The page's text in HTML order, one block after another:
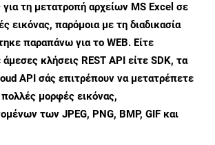
για τη μετατροπή αρχείων MS Excel σε
εικόνας, παρόμοια με τη διαδικασία
παραπάνω για το WEB. Είτε
άμεσες κλήσεις REST API είτε SDK, τα
API σάς επιτρέπουν να μετατρέπετε
μορφές εικόνας,
των JPEG, PNG, BMP, GIF και